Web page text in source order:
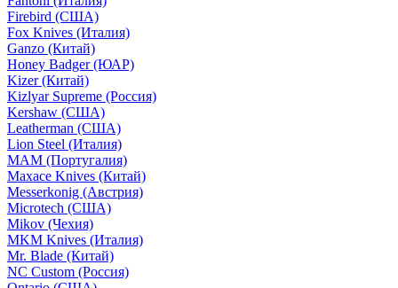
Firebird (США)
Fox Knives (Италия)
Ganzo (Китай)
Honey Badger (ЮАР)
Kizer (Китай)
Kizlyar Supreme (Россия)
Kershaw (США)
Leatherman (США)
Lion Steel (Италия)
MAM (Португалия)
Maxace Knives (Китай)
Messerkonig (Австрия)
Microtech (США)
Mikov (Чехия)
MKM Knives (Италия)
Mr. Blade (Китай)
NC Custom (Россия)